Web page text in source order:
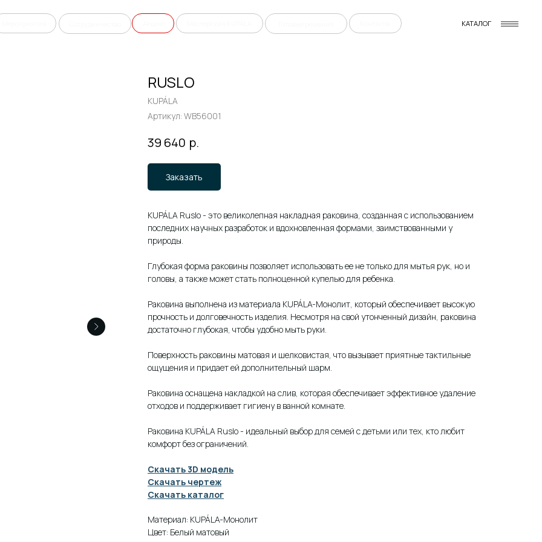
Сотрудничество КАТАЛОГ
Готовые решения
Мастерская KUPÁLA
RUSLO
KUPÁLA
Артикул: WB56001
39 640 р.
Заказать
KUPÁLA Ruslo - это великолепная накладная раковина, созданная с использованием
последних научных разработок и вдохновленная формами, заимствованными у
природы.
Глубокая форма раковины позволяет использовать ее не только для мытья рук, но и
головы, а также может стать полноценной купелью для ребенка.
Раковина выполнена из материала KUPÁLA-Монолит, который обеспечивает высокую
прочность и долговечность изделия. Несмотря на свой утонченный дизайн, раковина
достаточно глубокая, чтобы удобно мыть руки.
Поверхность раковины матовая и шелковистая, что вызывает приятные тактильные
ощущения и придает ей дополнительный шарм.
Раковина оснащена накладкой на слив, которая обеспечивает эффективное удаление
отходов и поддерживает гигиену в ванной комнате.
Раковина KUPÁLA Ruslo - идеальный выбор для семей с детьми или тех, кто любит
комфорт без ограничений.
Скачать 3D модель
Скачать чертеж
Скачать каталог
Материал: KUPÁLA-Монолит
Цвет: Белый матовый